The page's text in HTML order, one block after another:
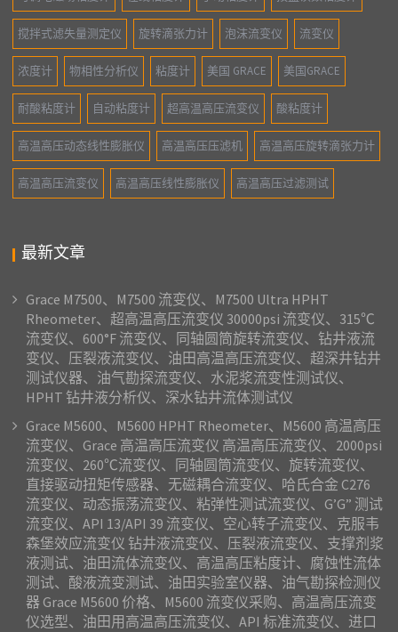
搅拌式滤失量测定仪 旋转滴张力计 泡沫流变仪 流变仪
浓度计 物相性分析仪 粘度计 美国 GRACE 美国GRACE
耐酸粘度计 自动粘度计 超高温高压流变仪 酸粘度计
高温高压动态线性膨胀仪 高温高压压滤机 高温高压旋转滴张力计
高温高压流变仪 高温高压线性膨胀仪 高温高压过滤测试
最新文章
Grace M7500、M7500 流变仪、M7500 Ultra HPHT
Rheometer、超高温高压流变仪 30000psi 流变仪、315℃
流变仪、600°F 流变仪、同轴圆筒旋转流变仪、钻井液流
变仪、压裂液流变仪、油田高温高压流变仪、超深井钻井
测试仪器、油气勘探流变仪、水泥浆流变性测试仪、
HPHT 钻井液分析仪、深水钻井流体测试仪
Grace M5600、M5600 HPHT Rheometer、M5600 高温高压
流变仪、Grace 高温高压流变仪 高温高压流变仪、2000psi
流变仪、260℃流变仪、同轴圆筒流变仪、旋转流变仪、
直接驱动扭矩传感器、无磁耦合流变仪、哈氏合金 C276
流变仪、动态振荡流变仪、粘弹性测试流变仪、G’G” 测试
流变仪、API 13/API 39 流变仪、空心转子流变仪、克服韦
森堡效应流变仪 钻井液流变仪、压裂液流变仪、支撑剂浆
液测试、油田流体流变仪、高温高压粘度计、腐蚀性流体
测试、酸液流变测试、油田实验室仪器、油气勘探检测仪
器 Grace M5600 价格、M5600 流变仪采购、高温高压流变
仪选型、油田用高温高压流变仪、API 标准流变仪、进口